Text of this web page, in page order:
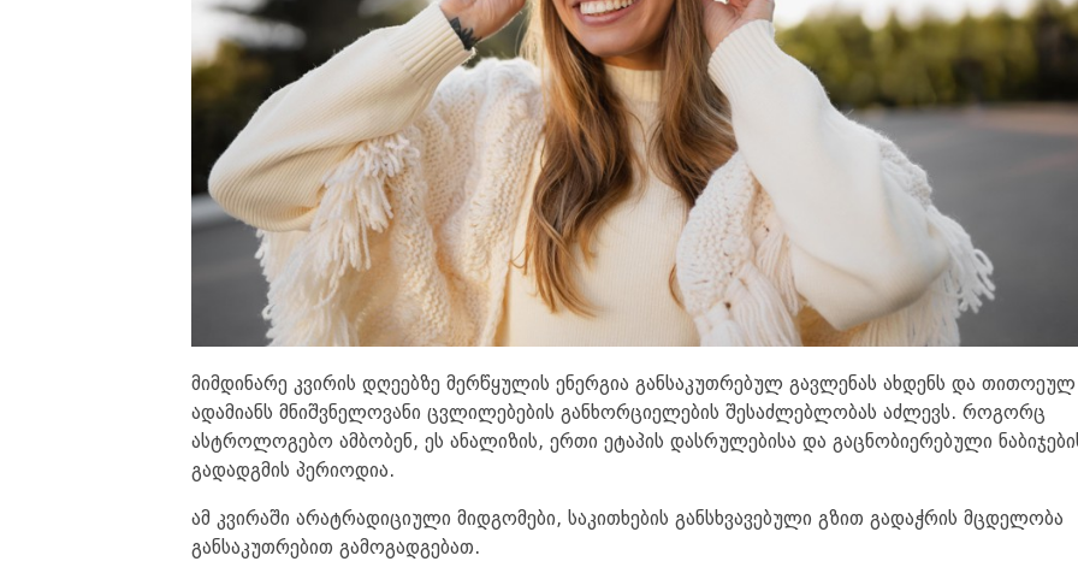
მიმდინარე კვირის დღეებზე მერწყულის ენერგია განსაკუთრებულ გავლენას ახდენს და თითოეულ
ადამიანს მნიშვნელოვანი ცვლილებების განხორციელების შესაძლებლობას აძლევს. როგორც
ასტროლოგებო ამბობენ, ეს ანალიზის, ერთი ეტაპის დასრულებისა და გაცნობიერებული
გადადგმის პერიოდია.
ამ კვირაში არატრადიციული მიდგომები, საკითხების განსხვავებული გზით გადაჭრის მცდელობა
განსაკუთრებით გამოგადგებათ.